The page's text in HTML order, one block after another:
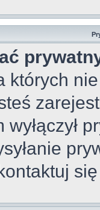
których